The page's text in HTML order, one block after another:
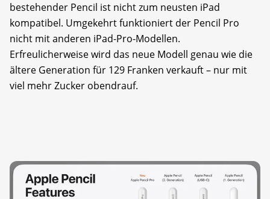
bestehender Pencil ist nicht zum neusten iPad
kompatibel. Umgekehrt funktioniert der Pencil Pro
nicht mit anderen iPad-Pro-Modellen.
Erfreulicherweise wird das neue Modell genau wie die
ältere Generation für 129 Franken verkauft – nur mit
viel mehr Zucker obendrauf.